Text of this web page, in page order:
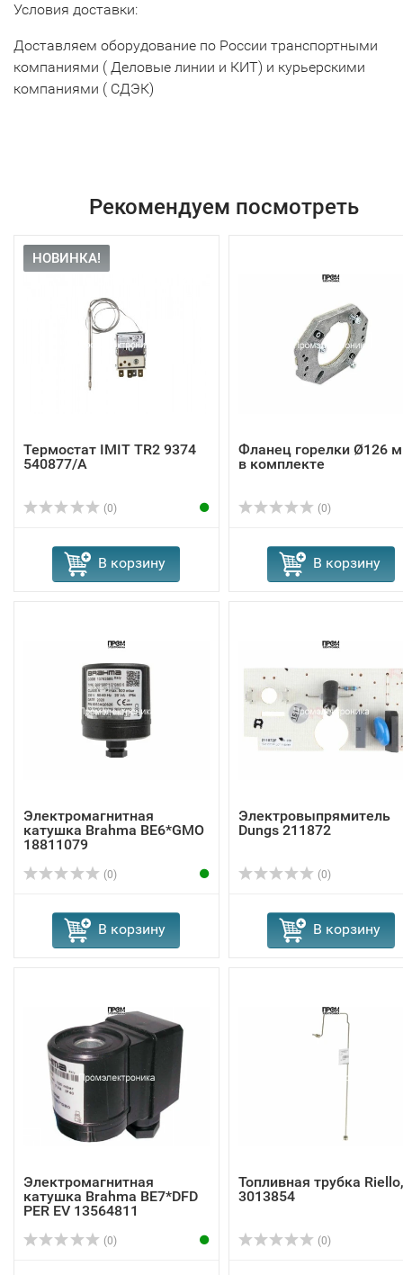
Условия доставки:
Доставляем оборудование по России транспортными
компаниями ( Деловые линии и КИТ) и курьерскими
компаниями ( СДЭК)
Рекомендуем посмотреть
НОВИНКА!
Термостат IMIT TR2 9374
540877/A
(0)
В корзину
Фланец горелки Ø126
в комплекте
(0)
В корзину
Электромагнитная
катушка Brahma BE6*GMO
18811079
(0)
В корзину
Электровыпрямитель
Dungs 211872
(0)
В корзину
Электромагнитная
катушка Brahma BE7*DFD
PER EV 13564811
(0)
Топливная трубка Riello,
3013854
(0)